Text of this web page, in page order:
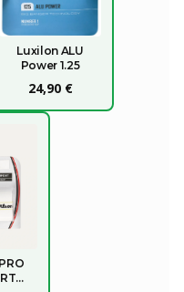
Luxilon ALU
Power 1.25
24,90 €